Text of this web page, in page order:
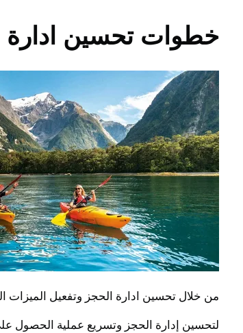
خطوات تحسين ادارة
من خلال تحسين ادارة الحجز وتفعيل الميزات
لتحسين إدارة الحجز وتسريع عملية الحصول